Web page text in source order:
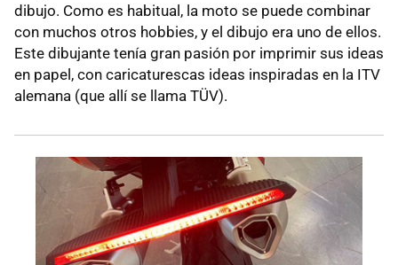
dibujo. Como es habitual, la moto se puede combinar
con muchos otros hobbies, y el dibujo era uno de ellos.
Este dibujante tenía gran pasión por imprimir sus ideas
en papel, con caricaturescas ideas inspiradas en la ITV
alemana (que allí se llama TÜV).